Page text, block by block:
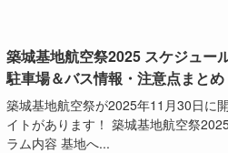
築城基地航空祭2025 スケジュー
駐車場＆バス情報・注意点まとめ
築城基地航空祭が2025年11月30日に
イトがあります！ 築城基地航空祭
ラム内容 基地へ...